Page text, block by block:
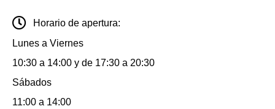
Horario de apertura:
Lunes a Viernes
10:30 a 14:00 y de 17:30 a 20:30
Sábados
11:00 a 14:00